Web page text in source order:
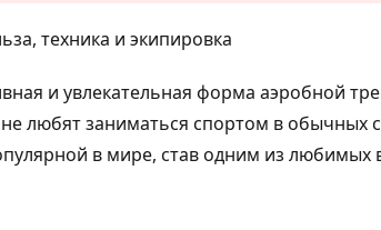
и увлекательная форма аэробной
любят заниматься спортом в обычных
в мире, став одним из любимых